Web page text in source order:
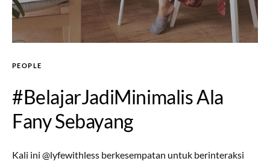
PEOPLE
#BelajarJadiMinimalis Ala
Fany Sebayang
Kali ini @lyfewithless berkesempatan untuk berinteraksi